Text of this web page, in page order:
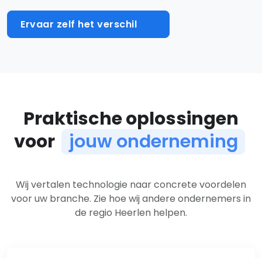
Ervaar zelf het verschil
Praktische oplossingen
voor
jouw onderneming
Oplossingen per branche
Wij vertalen technologie naar concrete voordelen
voor uw branche. Zie hoe wij andere ondernemers in
de regio Heerlen helpen.